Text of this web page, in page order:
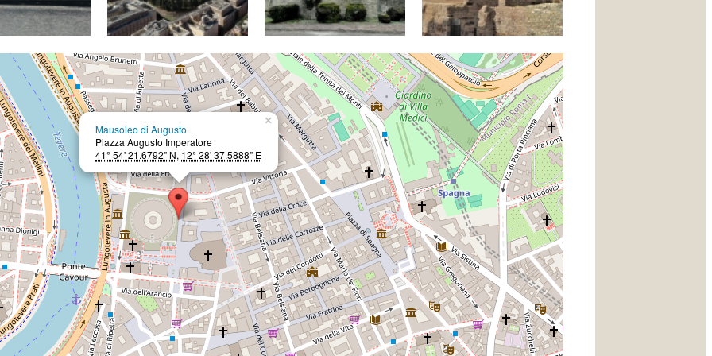
×
Mausoleo di Augusto
Piazza Augusto Imperatore
41° 54' 21.6792" N, 12° 28' 37.5888" E